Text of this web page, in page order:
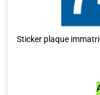
Sticker plaque